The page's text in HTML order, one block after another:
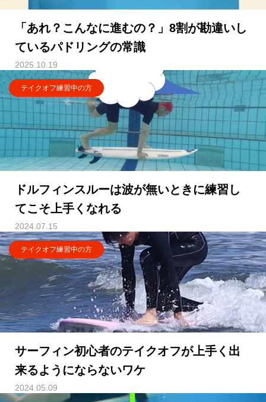
「あれ？こんなに進むの？」8割が勘違いし
ているパドリングの常識
2025.10.19
テイクオフ練習中の方
ドルフィンスルーは波が無いときに練習し
てこそ上手くなれる
2024.07.15
テイクオフ練習中の方
サーフィン初心者のテイクオフが上手く出
来るようにならないワケ
2024.05.09